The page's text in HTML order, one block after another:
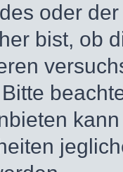
oder
bist, ob